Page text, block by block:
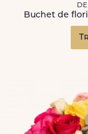
Buchet de